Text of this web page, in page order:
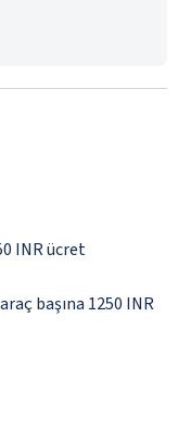
INR ücret
başına 1250 INR